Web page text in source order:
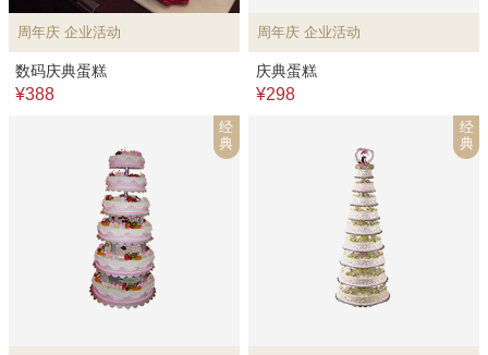
周年庆 企业活动
数码庆典蛋糕
¥388
周年庆 企业活动
庆典蛋糕
¥298
经
典
经
典